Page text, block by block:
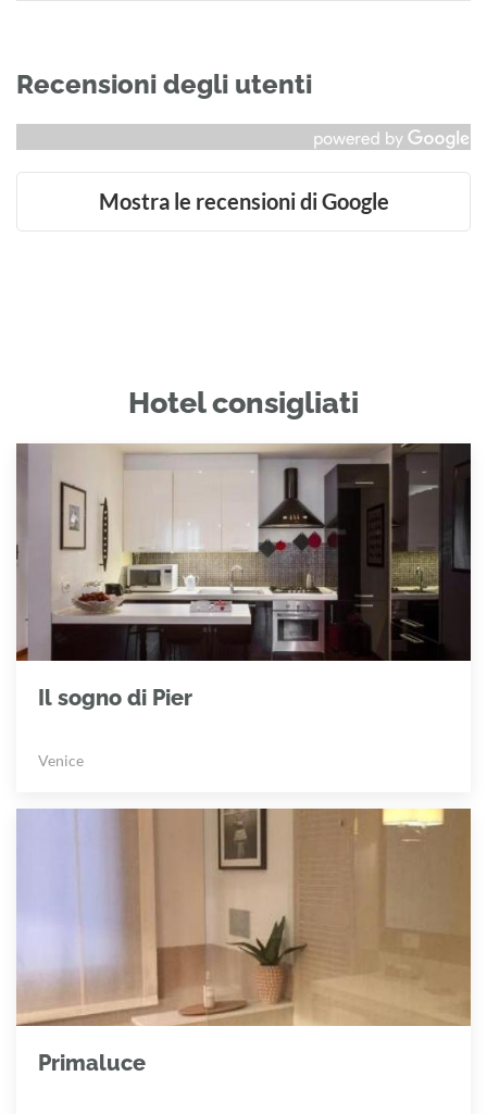
Recensioni degli utenti
Mostra le recensioni di Google
Hotel consigliati
Il sogno di Pier
Venice
Primaluce